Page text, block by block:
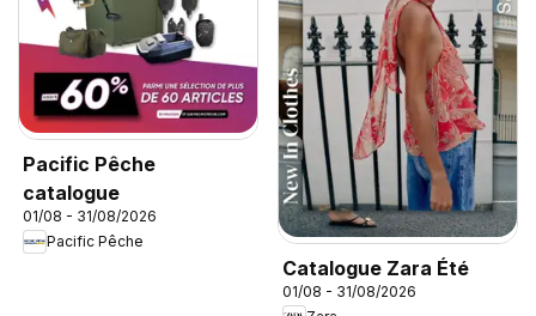
Pacific Pêche
catalogue
01/08 - 31/08/2026
Pacific Pêche
Catalogue Zara Été
01/08 - 31/08/2026